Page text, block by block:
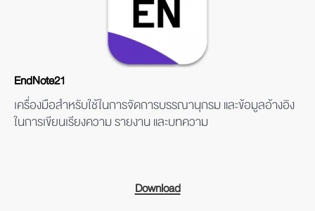
EndNote21
เครื่องมือสำหรับใช้ในการจัดการบรรณานุกรม และข้อมูลอ้างอิง
ในการเขียนเรียงความ รายงาน และบทความ
Download